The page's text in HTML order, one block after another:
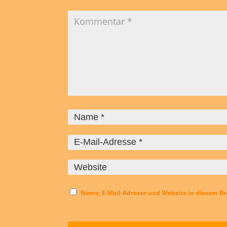
Name, E-Mail-Adresse und Website in diesem